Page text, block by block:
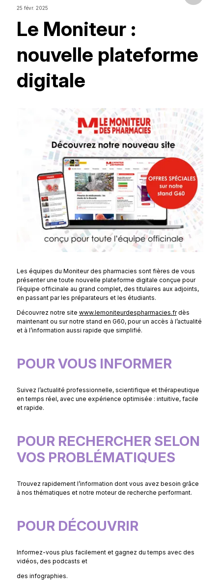
25 févr. 2025
Le Moniteur :
nouvelle plateforme
digitale
Les équipes du Moniteur des pharmacies sont fières de vous
présenter une toute nouvelle plateforme digitale conçue pour
l’équipe officinale au grand complet, des titulaires aux adjoints,
en passant par les préparateurs et les étudiants.
Découvrez notre site www.lemoniteurdespharmacies.frdès
maintenant ou sur notre stand en G60, pour un accès à l’actualité
et à l’information aussi rapide que simplifié.
POUR VOUS INFORMER
Suivez l’actualité professionnelle, scientifique et thérapeutique
en temps réel, avec une expérience optimisée : intuitive, facile
et rapide.
POUR RECHERCHER SELON
VOS PROBLÉMATIQUES
Trouvez rapidement l’information dont vous avez besoin grâce
à nos thématiques et notre moteur de recherche performant.
POUR DÉCOUVRIR
Informez-vous plus facilement et gagnez du temps avec des
vidéos, des podcasts et
des infographies.